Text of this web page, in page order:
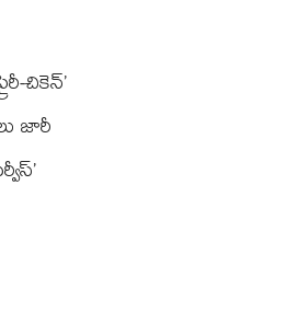
చికెన్’
జారీ